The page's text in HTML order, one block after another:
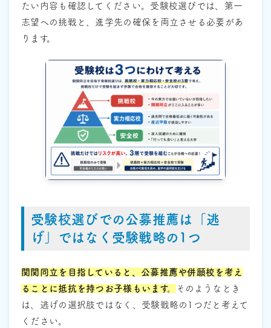
たい内容も確認してください。受験校選びでは、第一
志望への挑戦と、進学先の確保を両立させる必要があ
ります。
受験校選びでの公募推薦は「逃
げ」ではなく受験戦略の1つ
関関同立を目指していると、公募推薦や併願校を考え
ることに抵抗を持つお子様もいます。
そのようなとき
は、逃げの選択肢ではなく、受験戦略の1つだと考えて
ください。